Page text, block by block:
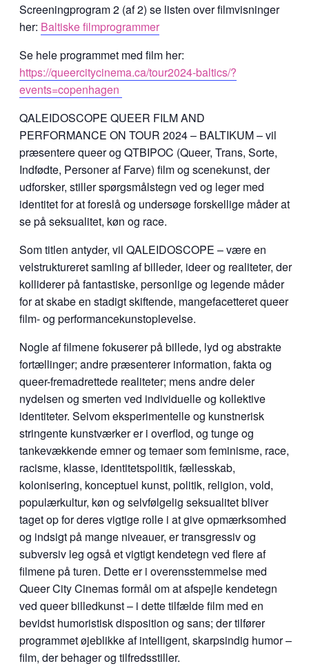
Screeningprogram 2 (af 2) se listen over filmvisninger
her: Baltiske filmprogrammer
Se hele programmet med film her:
https://queercitycinema.ca/tour2024-baltics/?
events=copenhagen
QALEIDOSCOPE QUEER FILM AND
PERFORMANCE ON TOUR 2024 – BALTIKUM – vil
præsentere queer og QTBIPOC (Queer, Trans, Sorte,
Indfødte, Personer af Farve) film og scenekunst, der
udforsker, stiller spørgsmålstegn ved og leger med
identitet for at foreslå og undersøge forskellige måder at
se på seksualitet, køn og race.
Som titlen antyder, vil QALEIDOSCOPE – være en
velstruktureret samling af billeder, ideer og realiteter, der
kolliderer på fantastiske, personlige og legende måder
for at skabe en stadigt skiftende, mangefacetteret queer
film- og performancekunstoplevelse.
Nogle af filmene fokuserer på billede, lyd og abstrakte
fortællinger; andre præsenterer information, fakta og
queer-fremadrettede realiteter; mens andre deler
nydelsen og smerten ved individuelle og kollektive
identiteter. Selvom eksperimentelle og kunstnerisk
stringente kunstværker er i overflod, og tunge og
tankevækkende emner og temaer som feminisme, race,
racisme, klasse, identitetspolitik, fællesskab,
kolonisering, konceptuel kunst, politik, religion, vold,
populærkultur, køn og selvfølgelig seksualitet bliver
taget op for deres vigtige rolle i at give opmærksomhed
og indsigt på mange niveauer, er transgressiv og
subversiv leg også et vigtigt kendetegn ved flere af
filmene på turen. Dette er i overensstemmelse med
Queer City Cinemas formål om at afspejle kendetegn
ved queer billedkunst – i dette tilfælde film med en
bevidst humoristisk disposition og sans; der tilfører
programmet øjeblikke af intelligent, skarpsindig humor –
film, der behager og tilfredsstiller.